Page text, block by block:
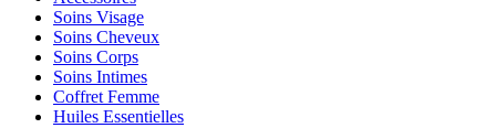
Soins Visage
Soins Cheveux
Soins Corps
Soins Intimes
Coffret Femme
Huiles Essentielles